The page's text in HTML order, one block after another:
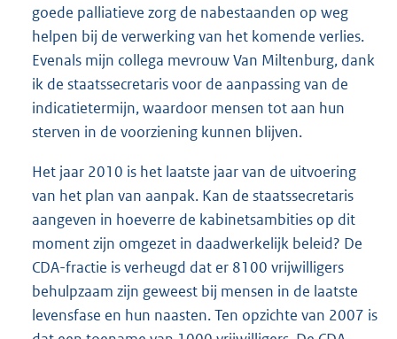
goede palliatieve zorg de nabestaanden op weg
helpen bij de verwerking van het komende verlies.
Evenals mijn collega mevrouw Van Miltenburg, dank
ik de staatssecretaris voor de aanpassing van de
indicatietermijn, waardoor mensen tot aan hun
sterven in de voorziening kunnen blijven.
Het jaar 2010 is het laatste jaar van de uitvoering
van het plan van aanpak. Kan de staatssecretaris
aangeven in hoeverre de kabinetsambities op dit
moment zijn omgezet in daadwerkelijk beleid? De
CDA-fractie is verheugd dat er 8100 vrijwilligers
behulpzaam zijn geweest bij mensen in de laatste
levensfase en hun naasten. Ten opzichte van 2007 is